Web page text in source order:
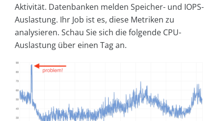
Aktivität. Datenbanken melden Speicher- und IOPS-
Auslastung. Ihr Job ist es, diese Metriken zu
analysieren. Schau Sie sich die folgende CPU-
Auslastung über einen Tag an.